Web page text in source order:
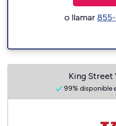
o llamar
King Street
99% disponible